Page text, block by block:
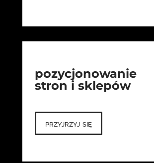
pozycjonowanie
stron i sklepów
przyjrzyj się